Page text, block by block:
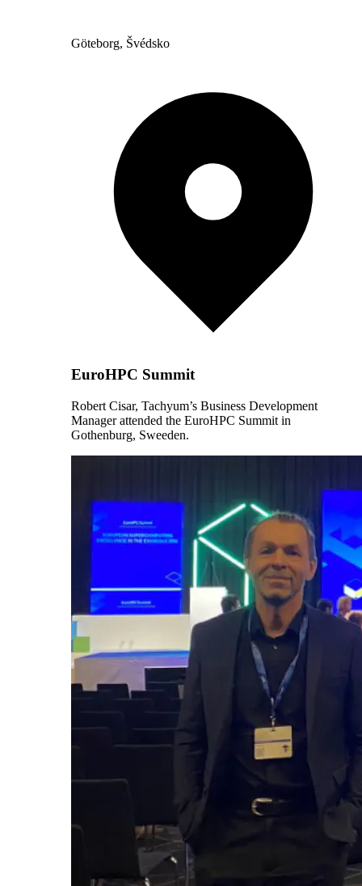
Göteborg, Švédsko
EuroHPC Summit
Robert Cisar, Tachyum’s Business Development
Manager attended the EuroHPC Summit in
Gothenburg, Sweeden.